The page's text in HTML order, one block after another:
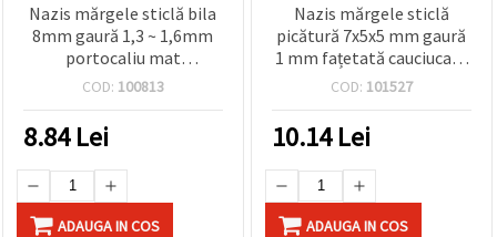
Nazis mărgele sticlă bila
8mm gaură 1,3 ~ 1,6mm
portocaliu mat
transparent 80 ~ ~ 105
COD: 100813
8.84Lei
ADAUGA IN COS
Nazis mărgele sticlă
picătură 7x5x5 mm gaură
1 mm fațetată cauciucată
verde ~ 60 bucăți
COD: 101527
10.14Lei
ADAUGA IN COS